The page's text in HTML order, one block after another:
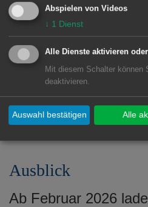
durch die
Elternwille als
Potenzialtest (bei
Aufnahme ins
Ausblick
Ab Februar 2026
Abspielen von Videos
↓ 1 Dienst
Alle Dienste aktivieren
Mit diesem Schalter können
deaktivieren.
Auswahl bestätigen Alle